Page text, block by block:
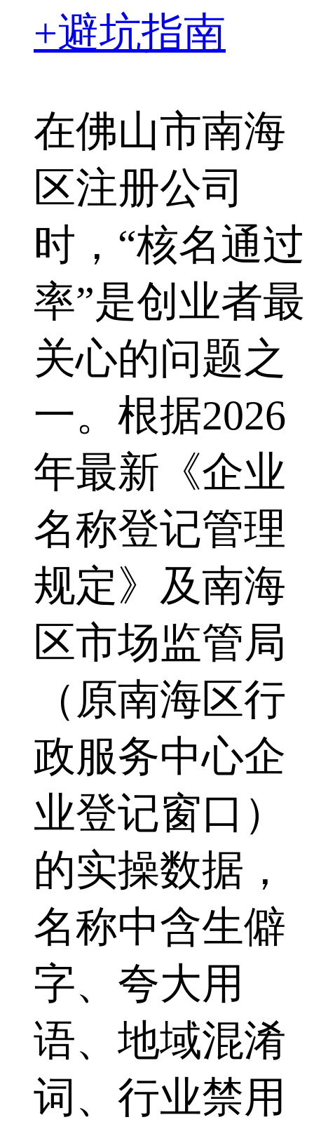
+避坑指南
在佛山市南海
区注册公司
时，“核名通过
率”是创业者最
关心的问题之
一。根据2026
年最新《企业
名称登记管理
规定》及南海
区市场监管局
（原南海区行
政服务中心企
业登记窗口）
的实操数据，
名称中含生僻
字、夸大用
语、地域混淆
词、行业禁用